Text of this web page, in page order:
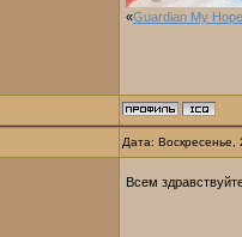
«Guardian My
Дата:
Всем